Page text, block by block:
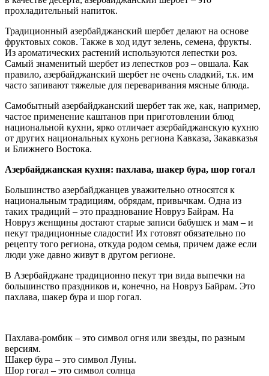
прохладительный напиток.
Традиционный азербайджанский шербет делают на основе
фруктовых соков. Также в ход идут зелень, семена, фрукты.
Из ароматических растений используются лепестки роз.
Самый знаменитый шербет из лепестков роз – овшала. Как
правило, азербайджанский шербет не очень сладкий, т.к. им
часто запивают тяжелые для переваривания мясные блюда.
Самобытный азербайджанский шербет так же, как, например,
частое применение каштанов при приготовлении блюд
национальной кухни, ярко отличает азербайджанскую кухню
от других национальных кухонь региона Кавказа, Закавказья
и Ближнего Востока.
Азербайджанская кухня: пахлава, шакер бура, шор гогал
Большинство азербайджанцев уважительно относятся к
национальным традициям, обрядам, привычкам. Одна из
таких традиций – это празднование Новруз Байрам. На
Новруз женщины достают старые записи бабушек и мам – и
пекут традиционные сладости! Их готовят обязательно по
рецепту того региона, откуда родом семья, причем даже если
люди уже давно живут в другом регионе.
В Азербайджане традиционно пекут три вида выпечки на
большинство праздников и, конечно, на Новруз Байрам. Это
пахлава, шакер бура и шор гогал.
Пахлава-ромбик – это символ огня или звезды, по разным
версиям.
Шакер бура – это символ Луны.
Шор гогал – это символ солнца